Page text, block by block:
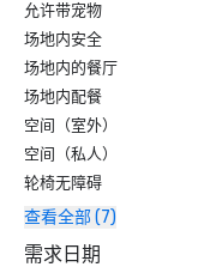
允许带宠物
场地内安全
场地内的餐厅
场地内配餐
空间（室外）
空间（私人）
轮椅无障碍
查看全部 (7)
需求日期